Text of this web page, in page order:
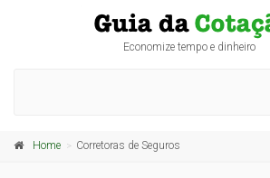
Economize tempo e dinheiro
Home Corretoras de Seguros